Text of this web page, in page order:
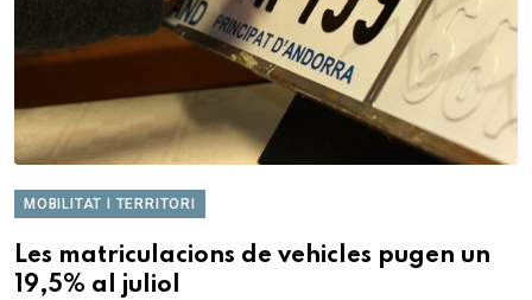
MOBILITAT I TERRITORI
Les matriculacions de vehicles pugen un
19,5% al juliol